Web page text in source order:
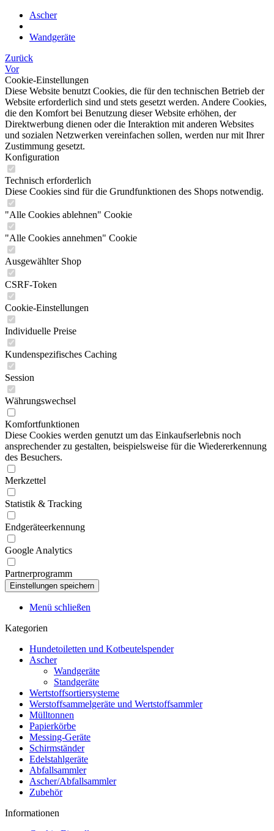
Ascher
Wandgeräte
Zurück
Vor
Cookie-Einstellungen
Diese Website benutzt Cookies, die für den technischen Betrieb der
Website erforderlich sind und stets gesetzt werden. Andere Cookies,
die den Komfort bei Benutzung dieser Website erhöhen, der
Direktwerbung dienen oder die Interaktion mit anderen Websites
und sozialen Netzwerken vereinfachen sollen, werden nur mit Ihrer
Zustimmung gesetzt.
Konfiguration
Technisch erforderlich
Diese Cookies sind für die Grundfunktionen des Shops notwendig.
"Alle Cookies ablehnen" Cookie
"Alle Cookies annehmen" Cookie
Ausgewählter Shop
CSRF-Token
Cookie-Einstellungen
Individuelle Preise
Kundenspezifisches Caching
Session
Währungswechsel
Komfortfunktionen
Diese Cookies werden genutzt um das Einkaufserlebnis noch
ansprechender zu gestalten, beispielsweise für die Wiedererkennung
des Besuchers.
Merkzettel
Statistik & Tracking
Endgeräteerkennung
Google Analytics
Partnerprogramm
Menü schließen
Kategorien
Hundetoiletten und Kotbeutelspender
Ascher
Wandgeräte
Standgeräte
Wertstoffsortiersysteme
Werstoffsammelgeräte und Wertstoffsammler
Mülltonnen
Papierkörbe
Messing-Geräte
Schirmständer
Edelstahlgeräte
Abfallsammler
Ascher/Abfallsammler
Zubehör
Informationen